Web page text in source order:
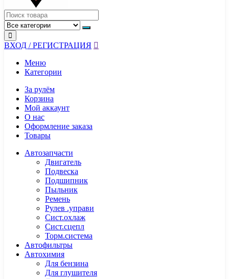
ВХОД / РЕГИСТРАЦИЯ
Меню
Категории
За рулём
Корзина
Мой аккаунт
О нас
Оформление заказа
Товары
Автозапчасти
Двигатель
Подвеска
Подшипник
Пыльник
Ремень
Рулев .управи
Сист.охлаж
Сист.сцепл
Торм.система
Автофильтры
Автохимия
Для бензина
Для глушителя